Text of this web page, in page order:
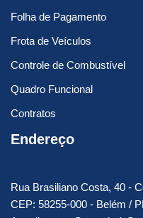
Folha de Pagamento
Frota de Veículos
Controle de Combustível
Quadro Funcional
Contratos
Endereço
Rua Brasiliano Costa, 40 -
CEP: 58255-000 - Belém /